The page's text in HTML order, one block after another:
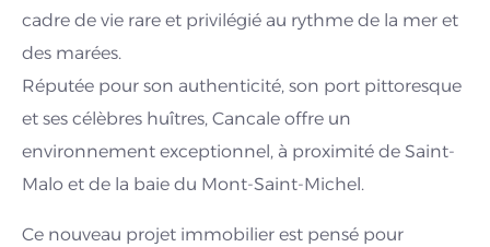
cadre de vie rare et privilégié au rythme de la mer et
des marées.
Réputée pour son authenticité, son port pittoresque
et ses célèbres huîtres, Cancale offre un
environnement exceptionnel, à proximité de Saint-
Malo et de la baie du Mont-Saint-Michel.
Ce nouveau projet immobilier est pensé pour